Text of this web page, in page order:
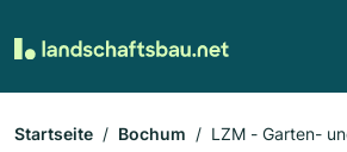
Startseite Bochum
LZM - Garten-